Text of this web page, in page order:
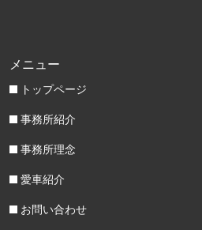
メニュー
トップページ
事務所紹介
事務所理念
愛車紹介
お問い合わせ